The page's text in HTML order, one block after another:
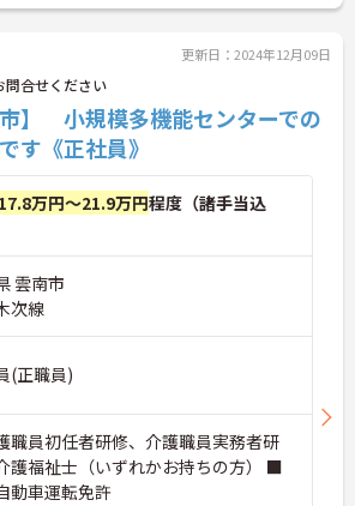
更新日：2024年12月09日
合せください
市】 小規模多機能センターでの
す《正社員》
17.8万円～21.9万円程度（諸手当込
雲南市
次線
(正職員)
職員初任者研修、介護職員実務者研
護福祉士（いずれかお持ちの方） ■
動車運転免許